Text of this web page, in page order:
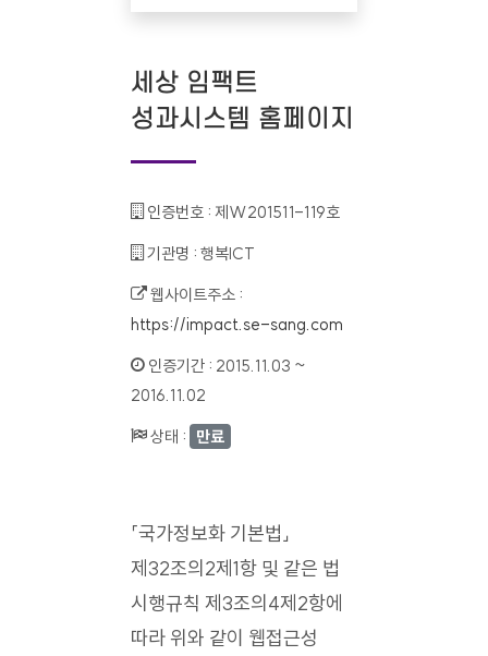
세상 임팩트
성과시스템 홈페이지
인증번호 : 제W201511-119호
기관명 : 행복ICT
웹사이트주소 :
https://impact.se-sang.com
인증기간 : 2015.11.03 ~
2016.11.02
상태 : 만료
「국가정보화 기본법」
제32조의2제1항 및 같은 법
시행규칙 제3조의4제2항에
따라 위와 같이 웹접근성